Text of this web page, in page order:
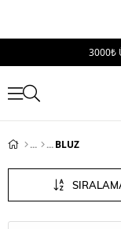
3000₺
BLUZ